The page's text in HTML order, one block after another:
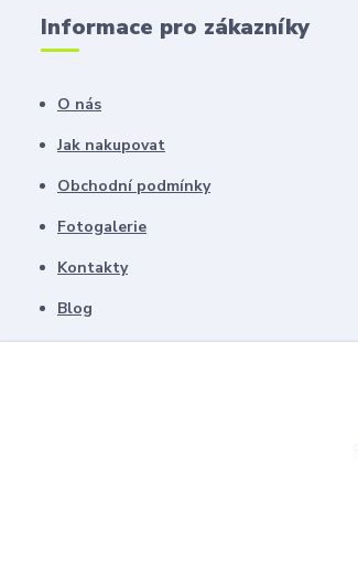
Informace pro zákazníky
O nás
Jak nakupovat
Obchodní podmínky
Fotogalerie
Kontakty
Blog